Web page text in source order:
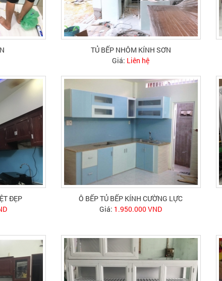
TỦ BẾP NHÔM KÍNH SƠN
Giá: Liên hệ
ĐẸP
Ô BẾP TỦ BẾP KÍNH CƯỜNG LỰC
Giá: 1.950.000 VND